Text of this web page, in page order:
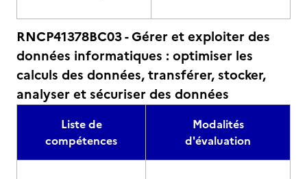
RNCP41378BC03 - Gérer et exploiter des
données informatiques : optimiser les
calculs des données, transférer, stocker,
analyser et sécuriser des données
Liste de
compétences
Modalités
d'évaluation